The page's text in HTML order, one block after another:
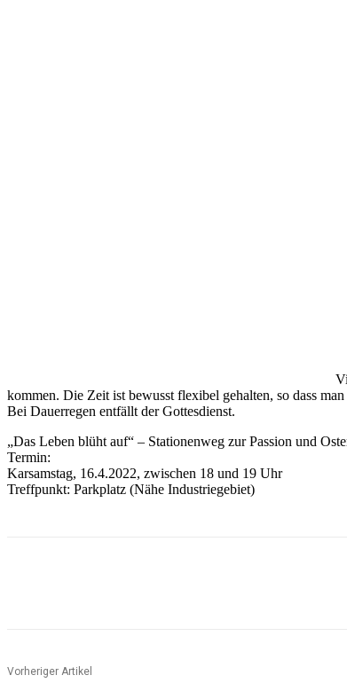
kommen. Die Zeit ist bewusst flexibel gehalten, so dass
Bei Dauerregen entfällt der Gottesdienst.
„Das Leben blüht auf“ – Stationenweg zur Passion und
Termin:
Karsamstag, 16.4.2022, zwischen 18 und 19 Uhr
Treffpunkt: Parkplatz (Nähe Industriegebiet)
Vorheriger Artikel